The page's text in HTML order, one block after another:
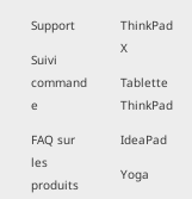
Support
Suivi
command
e
FAQ sur
les
produits
ThinkPad
X
Tablette
ThinkPad
IdeaPad
Yoga